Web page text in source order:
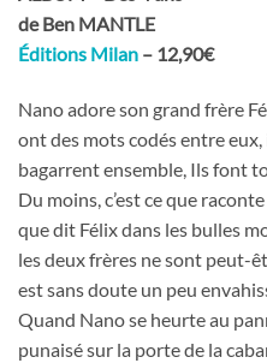
de Ben MANTLE
Éditions Milan – 12,90€
Nano adore son grand frère
ont des mots codés entre
bagarrent ensemble, Ils font
Du moins, c’est ce que
que dit Félix dans les bulles
les deux frères ne sont peut-
est sans doute un peu
Quand Nano se heurte au
punaisé sur la porte de la